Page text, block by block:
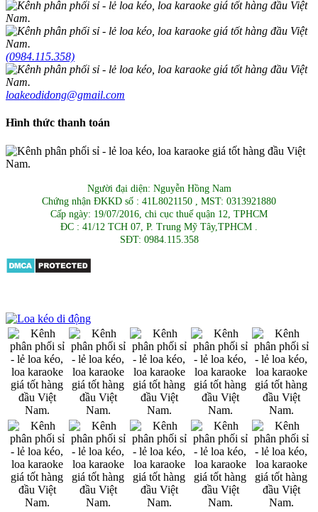
(0984.115.358)
loakeodidong@gmail.com
Hình thức thanh toán
Người đại diện: Nguyễn Hồng Nam
Chứng nhận ĐKKD số : 41L8021150 , MST: 0313921880
Cấp ngày: 19/07/2016, chi cục thuế quận 12, TPHCM
ĐC : 41/12 TCH 07, P. Trung Mỹ Tây,TPHCM .
SĐT: 0984.115.358